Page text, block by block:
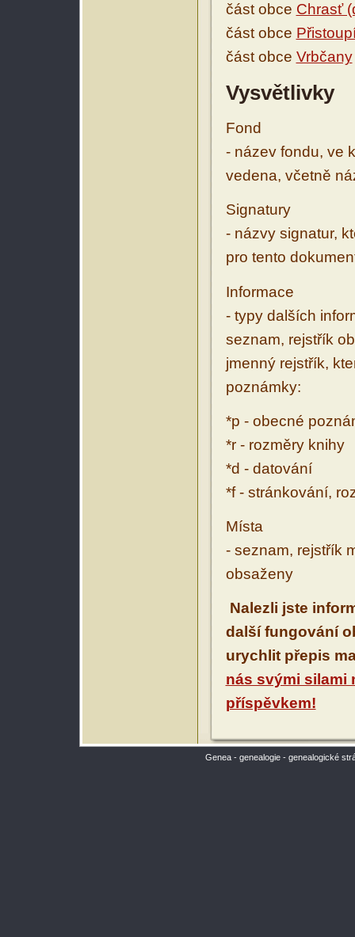
část obce Chrasť
část obce
část obce Vrbčany
Vysvětlivky
Fond
- název fondu, ve
vedena, včetně
Signatury
- názvy signatur,
pro tento
Informace
- typy dalších
seznam, rejstřík
jmenný rejstřík,
poznámky:
*p - obecné
*r - rozměry knihy
*d - datování
*f - stránkování,
Místa
- seznam, rejstřík
obsaženy
Nalezli jste
další fungování
urychlit přepis
nás svými silami
příspěvkem!
Genea - genealogie - genealogické